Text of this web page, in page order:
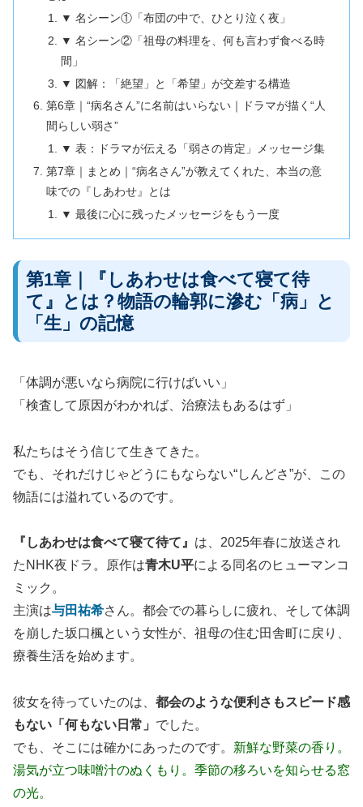
▼ 名シーン①「布団の中で、ひとり泣く夜」
▼ 名シーン②「祖母の料理を、何も言わず食べる時
間」
▼ 図解：「絶望」と「希望」が交差する構造
第6章｜“病名さん”に名前はいらない｜ドラマが描く“人
間らしい弱さ”
▼ 表：ドラマが伝える「弱さの肯定」メッセージ集
第7章｜まとめ｜“病名さん”が教えてくれた、本当の意
味での『しあわせ』とは
▼ 最後に心に残ったメッセージをもう一度
第1章｜『しあわせは食べて寝て待
て』とは？物語の輪郭に滲む「病」と
「生」の記憶
「体調が悪いなら病院に行けばいい」
「検査して原因がわかれば、治療法もあるはず」
私たちはそう信じて生きてきた。
でも、それだけじゃどうにもならない“しんどさ”が、この
物語には溢れているのです。
『しあわせは食べて寝て待て』 は、2025年春に放送され
たNHK夜ドラ。原作は青木U平による同名のヒューマンコ
ミック。
主演は与田祐希さん。都会での暮らしに疲れ、そして体調
を崩した坂口楓という女性が、祖母の住む田舎町に戻り、
療養生活を始めます。
彼女を待っていたのは、 都会のような便利さもスピード感
もない「何もない日常」 でした。
でも、そこには確かにあったのです。 新鮮な野菜の香り。
湯気が立つ味噌汁のぬくもり。季節の移ろいを知らせる窓
の光。